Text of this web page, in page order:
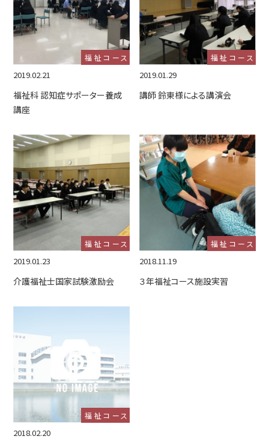
福祉コース
2019.02.21
福祉科 認知症サポーター養成
講座
福祉コース
2019.01.29
講師 鈴東様による講演会
福祉コース
2019.01.23
介護福祉士国家試験激励会
福祉コース
2018.11.19
３年福祉コース施設実習
福祉コース
2018.02.20